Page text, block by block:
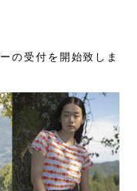
の受付を開始致しま